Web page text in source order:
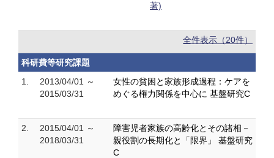
著)
全件表示（20件）
科研費等研究課題
1.
2013/04/01 ～
2015/03/31
女性の貧困と家族形成過程：ケアを
めぐる権力関係を中心に 基盤研究C
2.
2015/04/01 ～
2018/03/31
障害児者家族の高齢化とその諸相－
親役割の長期化と「限界」 基盤研究
C